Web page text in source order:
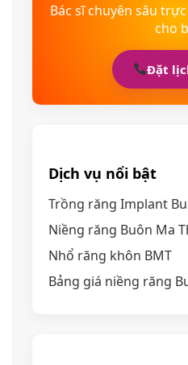
Bác sĩ chuyên sâu
cho
Đặt
Dịch vụ nổi bật
Trồng răng Implant
Niềng răng Buôn Ma
Nhổ răng khôn BMT
Bảng giá niềng răng